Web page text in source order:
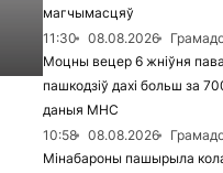
магчымасцяў
11:30
08.08.2026
Моцны вецер 6 жніўня
пашкодзіў дахі больш за
даныя МНС
10:58
08.08.2026
Мінабароны пашырыла